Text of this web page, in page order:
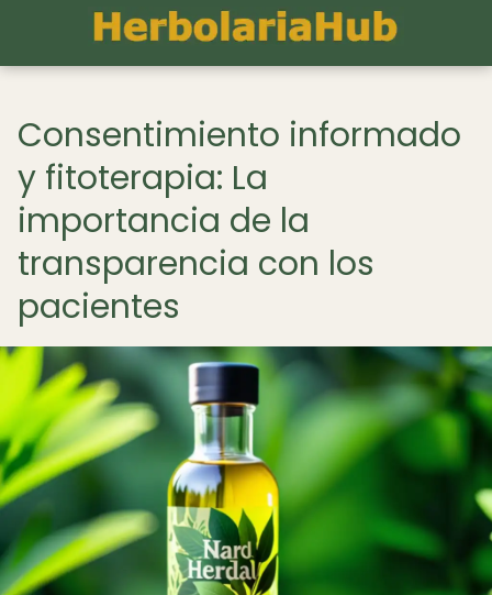
Consentimiento informado
y fitoterapia: La
importancia de la
transparencia con los
pacientes